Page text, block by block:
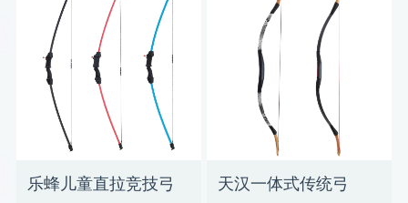
乐蜂儿童直拉竞技弓 天汉一体式传统弓